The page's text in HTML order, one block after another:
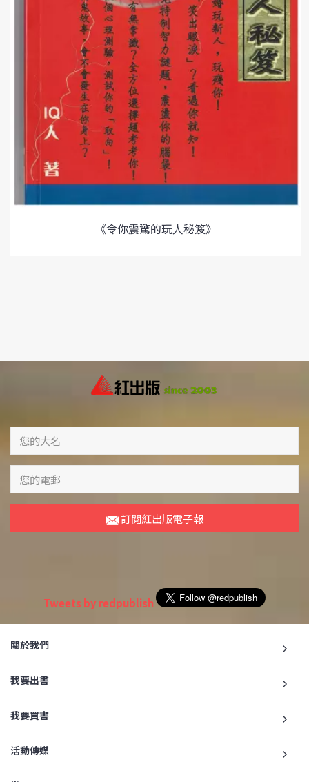
《令你震驚的玩人秘笈》
訂閱紅出版電子報
Tweets by redpublish
關於我們
我要出書
我要買書
活動傳媒